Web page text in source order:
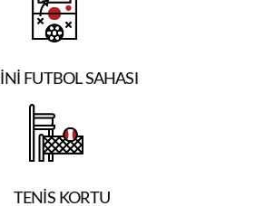
FUTBOL SAHASI
TENİS KORTU